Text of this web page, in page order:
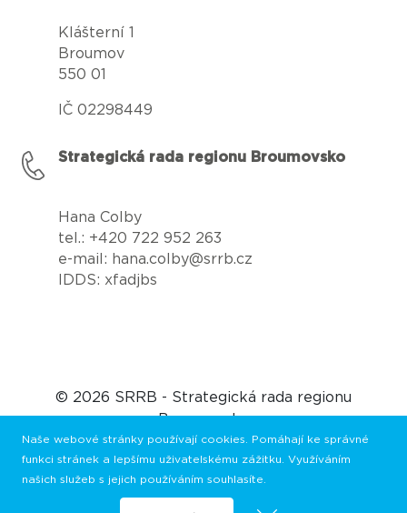
Klášterní 1
Broumov
550 01
IČ 02298449
Strategická rada regionu Broumovsko
Hana Colby
tel.: +420 722 952 263
e-mail: hana.colby@srrb.cz
IDDS: xfadjbs
© 2026 SRRB - Strategická rada regionu
Broumovsko
Naše webové stránky používají cookies. Pomáhají ke správné
funkci stránek a lepšímu uživatelskému zážitku. Využíváním
našich služeb s jejich používáním souhlasíte.